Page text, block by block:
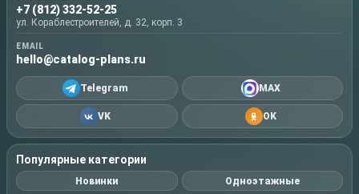
+7 (812) 332-52-25
ул. Кораблестроителей, д. 32, корп. 3
EMAIL
hello@catalog-plans.ru
Telegram MAX
VK OK
Популярные категории
Новинки Одноэтажные